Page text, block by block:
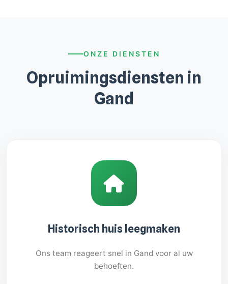
ONZE DIENSTEN
Opruimingsdiensten in
Gand
Historisch huis leegmaken
Ons team reageert snel in Gand voor al uw
behoeften.